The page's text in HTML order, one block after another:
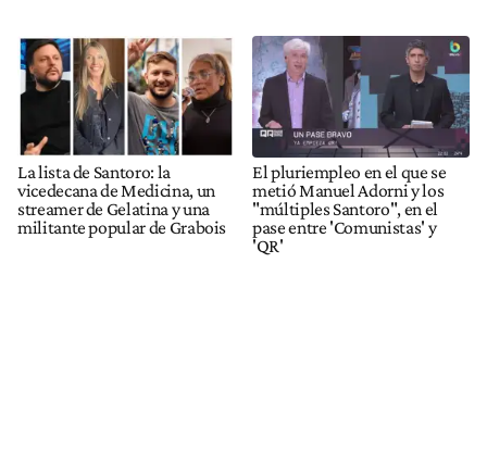
La lista de Santoro: la
vicedecana de Medicina, un
streamer de Gelatina y una
militante popular de Grabois
El pluriempleo en el que se
metió Manuel Adorni y los
"múltiples Santoro", en el
pase entre 'Comunistas' y
'QR'